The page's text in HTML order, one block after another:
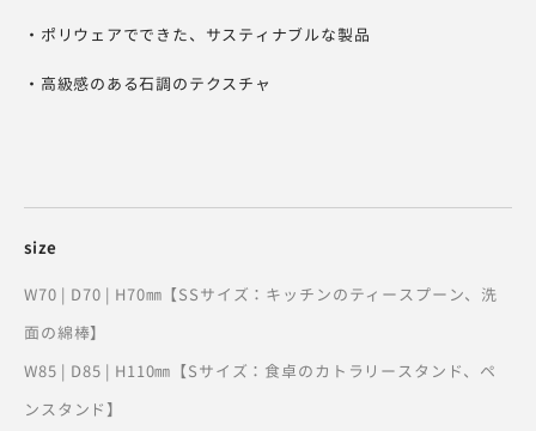
・ポリウェアでできた、サスティナブルな製品
・高級感のある石調のテクスチャ
size
W70 | D70 | H70㎜【SSサイズ：キッチンのティースプーン、洗
面の綿棒】
W85 | D85 | H110㎜【Sサイズ：食卓のカトラリースタンド、ペ
ンスタンド】